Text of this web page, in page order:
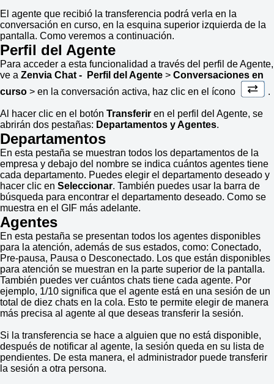
El agente que recibió la transferencia podrá verla en la
conversación en curso, en la esquina superior izquierda de la
pantalla. Como veremos a continuación.
Perfil del Agente
Para acceder a esta funcionalidad a través del perfil de Agente,
ve a Zenvia Chat - Perfil del Agente > Conversaciones en
curso > en la conversación activa, haz clic en el ícono .
Al hacer clic en el botón Transferir en el perfil del Agente, se
abrirán dos pestañas: Departamentos y Agentes.
Departamentos
En esta pestaña se muestran todos los departamentos de la
empresa y debajo del nombre se indica cuántos agentes tiene
cada departamento. Puedes elegir el departamento deseado y
hacer clic en Seleccionar. También puedes usar la barra de
búsqueda para encontrar el departamento deseado. Como se
muestra en el GIF más adelante.
Agentes
En esta pestaña se presentan todos los agentes disponibles
para la atención, además de sus estados, como: Conectado,
Pre-pausa, Pausa o Desconectado. Los que están disponibles
para atención se muestran en la parte superior de la pantalla.
También puedes ver cuántos chats tiene cada agente. Por
ejemplo, 1/10 significa que el agente está en una sesión de un
total de diez chats en la cola. Esto te permite elegir de manera
más precisa al agente al que deseas transferir la sesión.
Si la transferencia se hace a alguien que no está disponible,
después de notificar al agente, la sesión queda en su lista de
pendientes. De esta manera, el administrador puede transferir
la sesión a otra persona.